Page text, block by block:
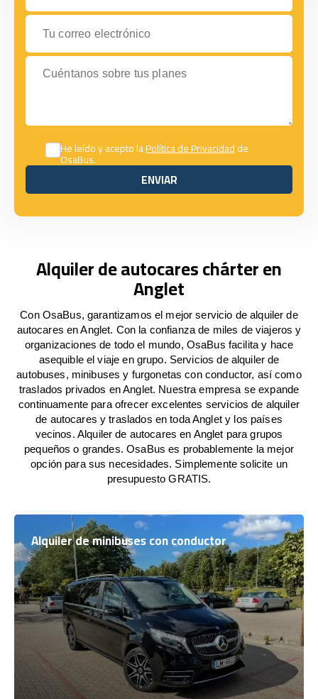
Tu correo electrónico
Cuéntanos sobre tus planes
He leído y acepto laPolítica de Privacidadde
OsaBus.
ENVIAR
ENVIAR
Alquiler de autocares chárter en
Anglet
Con OsaBus, garantizamos el mejor servicio de alquiler de
autocares en Anglet. Con la confianza de miles de viajeros y
organizaciones de todo el mundo, OsaBus facilita y hace
asequible el viaje en grupo. Servicios de alquiler de
autobuses, minibuses y furgonetas con conductor, así como
traslados privados en Anglet. Nuestra empresa se expande
continuamente para ofrecer excelentes servicios de alquiler
de autocares y traslados en toda Anglet y los países
vecinos. Alquiler de autocares en Anglet para grupos
pequeños o grandes. OsaBus es probablemente la mejor
opción para sus necesidades. Simplemente solicite un
presupuesto GRATIS.
Alquiler de minibuses con conductor